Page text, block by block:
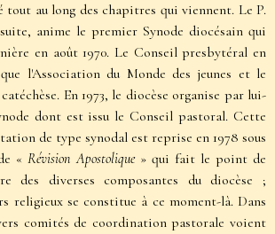
tout au long des chapitres qui viennent. Le P.
anime le premier Synode diocésain qui
en août 1970. Le Conseil presbytéral en
l'Association du Monde des jeunes et le
En 1973, le diocèse organise par lui-
dont est issu le Conseil pastoral. Cette
de type synodal est reprise en 1978 sous
«Révision Apostolique » qui fait le point de
des diverses composantes du diocèse ;
religieux se constitue à ce moment-là. Dans
comités de coordination pastorale voient